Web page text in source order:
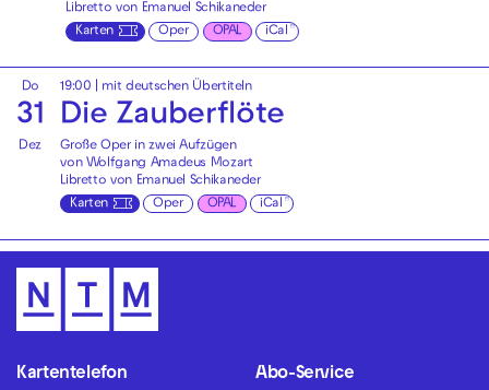
Libretto von Emanuel Schikaneder
Karten
Oper OPAL iCal
Do
31
Dez
19:00 mit deutschen Übertiteln
Die Zauberflöte
Große Oper in zwei Aufzügen
von Wolfgang Amadeus Mozart
Libretto von Emanuel Schikaneder
Karten
Oper OPAL iCal
Kartentelefon Abo-Service